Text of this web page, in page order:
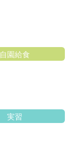
自園給食
実習